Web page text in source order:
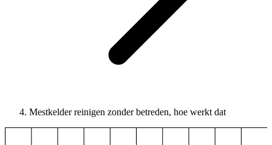
Mestkelder reinigen zonder betreden, hoe werkt dat